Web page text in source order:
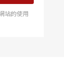
站的使用